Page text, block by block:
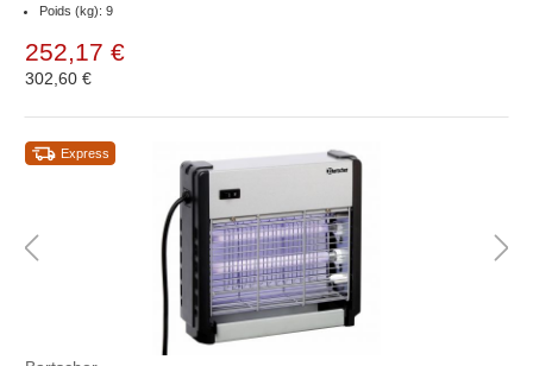
Poids (kg): 9
252,17 €
302,60 €
Express